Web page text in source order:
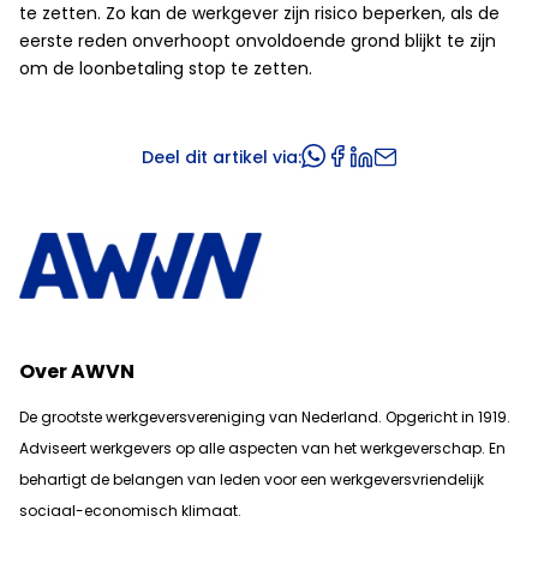
te zetten. Zo kan de werkgever zijn risico beperken, als de
eerste reden onverhoopt onvoldoende grond blijkt te zijn
om de loonbetaling stop te zetten.
Deel dit artikel via:
Over AWVN
De grootste werkgeversvereniging van Nederland. Opgericht in 1919.
Adviseert werkgevers op alle aspecten van het werkgeverschap. En
behartigt de belangen van leden voor een werkgeversvriendelijk
sociaal-economisch klimaat.